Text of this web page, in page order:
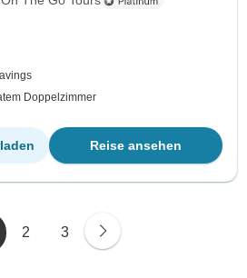
Doppelzimmer
Reise ansehen
2 3